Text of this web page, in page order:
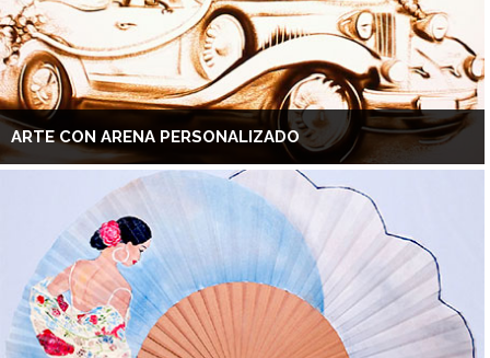
ARTE CON ARENA PERSONALIZADO